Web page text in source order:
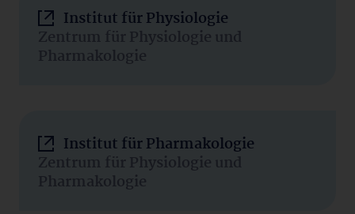
Institut für Physiologie
Zentrum für Physiologie und
Pharmakologie
Institut für Pharmakologie
Zentrum für Physiologie und
Pharmakologie